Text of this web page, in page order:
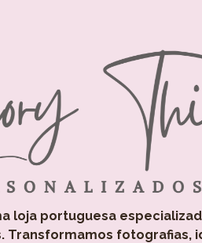
loja portuguesa
Transformamos fotografias,